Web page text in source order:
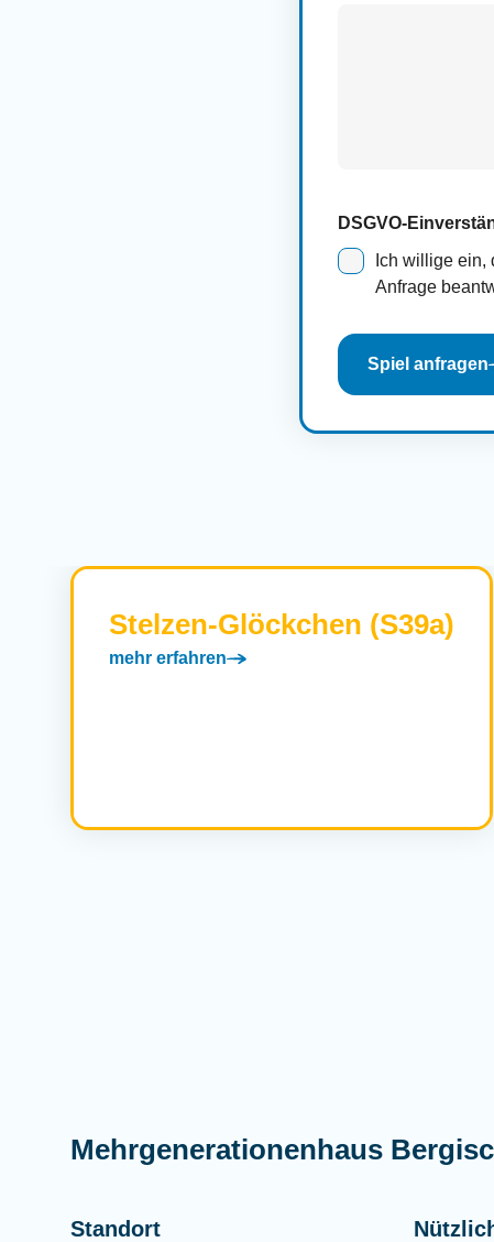
DSGVO-
Ich willige ein,
Anfrage
Spiel anfragen
Stelzen-Glöckchen (S39a)
mehr erfahren
Mehrgenerationenhaus
Standort